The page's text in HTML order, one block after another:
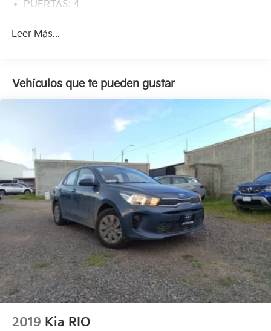
PUERTAS: 4
Leer Más...
Vehículos que te pueden gustar
2019 Kia RIO